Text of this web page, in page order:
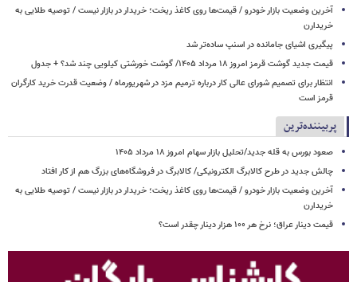
آخرین وضعیت بازار خودرو / قیمت‌ها روی کاغذ ریخت؛ خریدار در بازار نیست / توصیه طلایی به
خریدارن
پیگیری اشیای جامانده در اسنپ ساده‌تر شد
قیمت جدید گوشت قرمز امروز ۱۸ مرداد ۱۴۰۵/ گوشت خورشتی کیلویی چند شد؟ + جدول
انتظار برای تصمیم شورای‌ عالی کار درباره ترمیم مزد در شهریورماه / وضعیت قدرت خرید کارگران
قرمز است
پربیننده‌ترین
صعود بورس به قله جدید/تحلیل بازار سهام امروز ۱۸ مرداد ۱۴۰۵
چالش جدید در طرح کالابرگ الکترونیکی/ کالابرگ در فروشگاه‌های بزرگ هم از کار افتاد
آخرین وضعیت بازار خودرو / قیمت‌ها روی کاغذ ریخت؛ خریدار در بازار نیست / توصیه طلایی به
خریدارن
قیمت دینار عراق؛ نرخ هر ۱۰۰ هزار دینار چقدر است؟